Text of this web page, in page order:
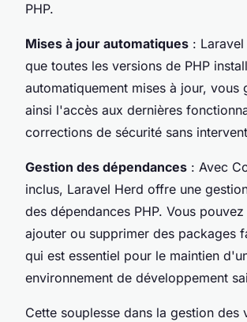
PHP.
Mises à jour automatiques :
que toutes les versions de PHP
automatiquement mises à jour, vous
ainsi l'accès aux dernières
corrections de sécurité sans
Gestion des dépendances : Avec
inclus, Laravel Herd offre une
des dépendances PHP. Vous
ajouter ou supprimer des packages
qui est essentiel pour le maintien
environnement de développement
Cette souplesse dans la gestion des